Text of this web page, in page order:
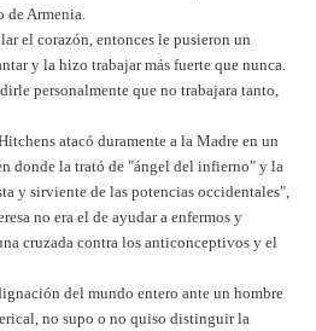
de Armenia.
el corazón, entonces le pusieron un
y la hizo trabajar más fuerte que nunca.
personalmente que no trabajara tanto,
atacó duramente a la Madre en un
donde la trató de "ángel del infierno" y la
y sirviente de las potencias occidentales",
no era el de ayudar a enfermos y
cruzada contra los anticonceptivos y el
del mundo entero ante un hombre
no supo o no quiso distinguir la